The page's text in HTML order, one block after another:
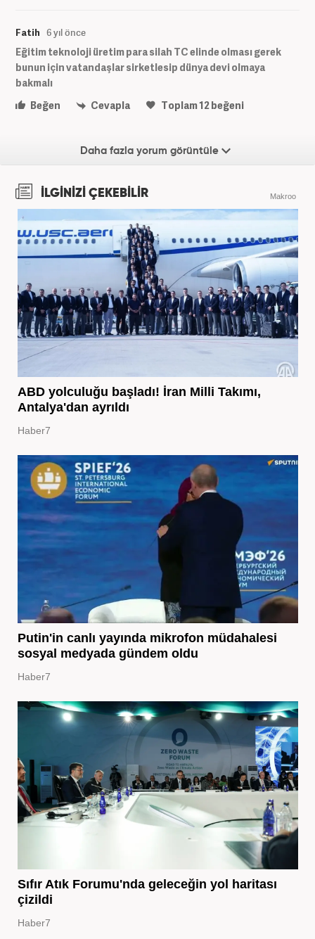
Fatih 6 yıl önce
Eğitim teknoloji üretim para silah TC elinde olması gerek
bunun için vatandaşlar sirketlesip dünya devi olmaya
bakmalı
Beğen
Cevapla Toplam12 beğeni
Daha fazla yorum görüntüle
İLGİNİZİ ÇEKEBİLİR Makroo
ABD yolculuğu başladı! İran Milli Takımı,
Antalya'dan ayrıldı
Haber7
Putin'in canlı yayında mikrofon müdahalesi
sosyal medyada gündem oldu
Haber7
Sıfır Atık Forumu'nda geleceğin yol haritası
çizildi
Haber7